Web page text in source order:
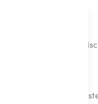
din personliga
skandinaviska